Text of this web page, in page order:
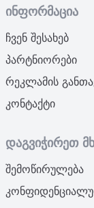
ინფორმაცია
ჩვენ შესახებ
პარტნიორები
რეკლამის
კონტაქტი
დაგვიჭირეთ
შემოწირულება